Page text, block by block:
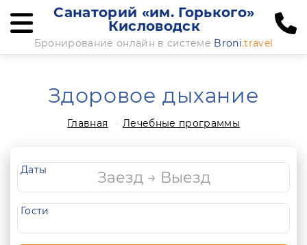
Санаторий «им. Горького»
Кисловодск
Бронирование онлайн в системе Broni.travel
Здоровое дыхание
Главная Лечебные программы
Даты
Гости